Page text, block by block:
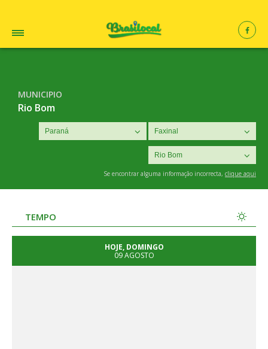
MUNICIPIO
Rio Bom
Se encontrar alguma informação incorrecta, clique aqui
TEMPO
HOJE, DOMINGO
09 AGOSTO